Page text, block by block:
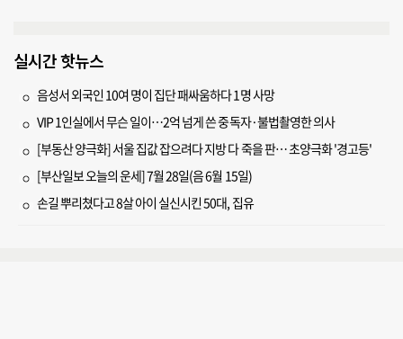
실시간 핫뉴스
음성서 외국인 10여 명이 집단 패싸움하다 1명 사망
VIP 1인실에서 무슨 일이…2억 넘게 쓴 중독자·불법촬영한 의사
[부동산 양극화] 서울 집값 잡으려다 지방 다 죽을 판… 초양극화 '경고등'
[부산일보 오늘의 운세] 7월 28일(음 6월 15일)
손길 뿌리쳤다고 8살 아이 실신시킨 50대, 집유